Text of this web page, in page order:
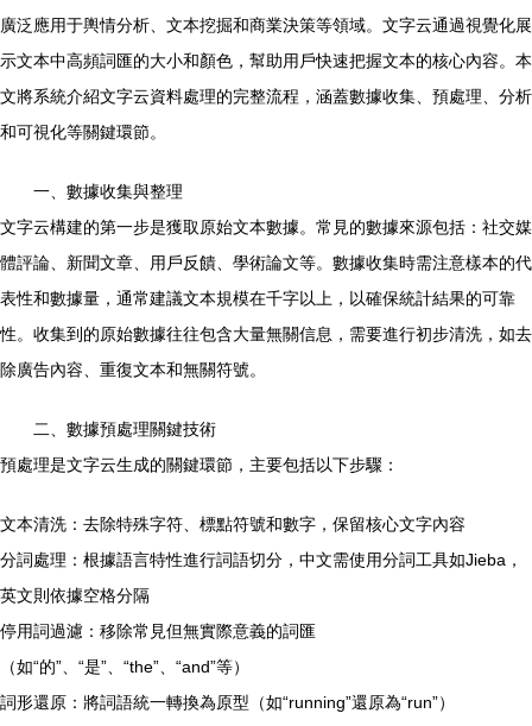
廣泛應用于輿情分析、文本挖掘和商業決策等領域。文字云通過視覺化展
示文本中高頻詞匯的大小和顏色，幫助用戶快速把握文本的核心內容。本
文將系統介紹文字云資料處理的完整流程，涵蓋數據收集、預處理、分析
和可視化等關鍵環節。
一、數據收集與整理
文字云構建的第一步是獲取原始文本數據。常見的數據來源包括：社交媒
體評論、新聞文章、用戶反饋、學術論文等。數據收集時需注意樣本的代
表性和數據量，通常建議文本規模在千字以上，以確保統計結果的可靠
性。收集到的原始數據往往包含大量無關信息，需要進行初步清洗，如去
除廣告內容、重復文本和無關符號。
二、數據預處理關鍵技術
預處理是文字云生成的關鍵環節，主要包括以下步驟：
文本清洗：去除特殊字符、標點符號和數字，保留核心文字內容
分詞處理：根據語言特性進行詞語切分，中文需使用分詞工具如Jieba，
英文則依據空格分隔
停用詞過濾：移除常見但無實際意義的詞匯
（如“的”、“是”、“the”、“and”等）
詞形還原：將詞語統一轉換為原型（如“running”還原為“run”）